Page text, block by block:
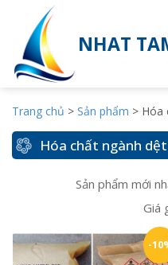
NHAT
Trang chủ > Sản phẩm > Hóa
Hóa chất ngành dệt
Sản phẩm mới
Giá
-